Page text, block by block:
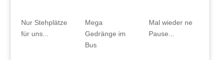
Nur Stehplätze
für uns...
Mega
Gedränge im
Bus
Mal wieder ne
Pause...